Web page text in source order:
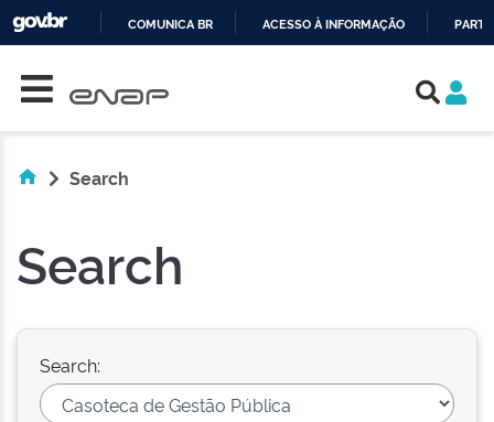
COMUNICA BR ACESSO À INFORMAÇÃO
Search
Search
Search: